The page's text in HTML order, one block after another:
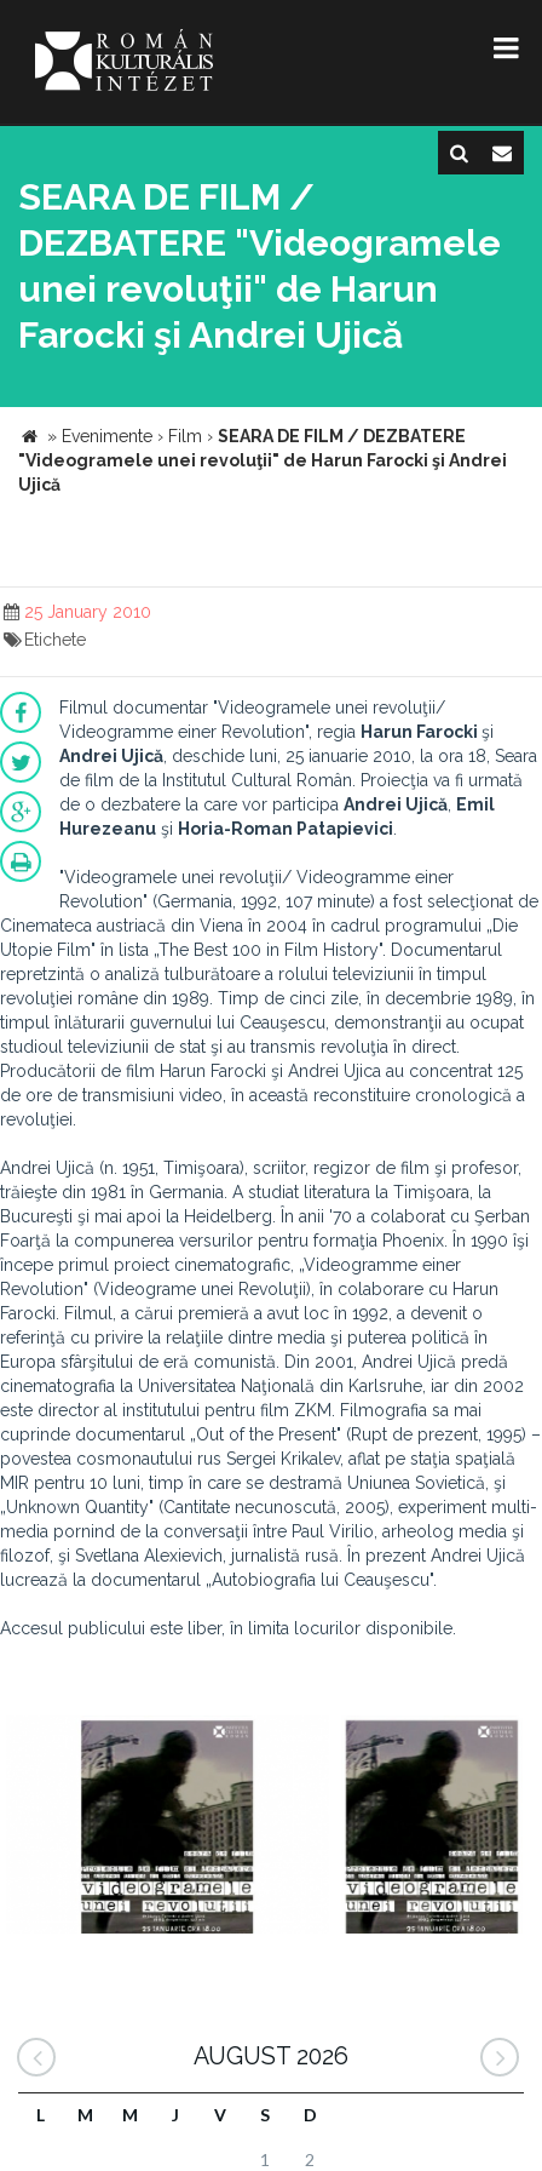
SEARA DE FILM /
DEZBATERE "Videogramele
unei revoluţii" de Harun
Farocki şi Andrei Ujică
» Evenimente › Film › SEARA DE FILM / DEZBATERE
"Videogramele unei revoluţii" de Harun Farocki şi Andrei
Ujică
25 January 2010
Etichete
Filmul documentar "Videogramele unei revoluţii/
Videogramme einer Revolution", regia Harun Farocki şi
Andrei Ujică , deschide luni, 25 ianuarie 2010, la ora 18, Seara
de film de la Institutul Cultural Român. Proiecţia va fi urmată
de o dezbatere la care vor participa Andrei Ujică
Emil
Hurezeanu şi Horia-Roman Patapievici
"Videogramele unei revoluţii/ Videogramme einer
Revolution" (Germania, 1992, 107 minute) a fost selecţionat de
Cinemateca austriacă din Viena în 2004 în cadrul programului „Die
Utopie Film" în lista „The Best 100 in Film History". Documentarul
repretzintă o analiză tulburătoare a rolului televiziunii în timpul
revoluţiei române din 1989. Timp de cinci zile, în decembrie 1989, în
timpul înlăturarii guvernului lui Ceauşescu, demonstranţii au ocupat
studioul televiziunii de stat şi au transmis revoluţia în direct.
Producătorii de film Harun Farocki şi Andrei Ujica au concentrat 125
de ore de transmisiuni video, în această reconstituire cronologică a
revoluţiei.
Andrei Ujică (n. 1951, Timişoara), scriitor, regizor de film şi profesor,
trăieşte din 1981 în Germania. A studiat literatura la Timişoara, la
Bucureşti şi mai apoi la Heidelberg. În anii '70 a colaborat cu Şerban
Foarţă la compunerea versurilor pentru formaţia Phoenix. În 1990 îşi
începe primul proiect cinematografic, „Videogramme einer
Revolution" (Videograme unei Revoluţii), în colaborare cu Harun
Farocki. Filmul, a cărui premieră a avut loc în 1992, a devenit o
referinţă cu privire la relaţiile dintre media şi puterea politică în
Europa sfârşitului de eră comunistă. Din 2001, Andrei Ujică predă
cinematografia la Universitatea Naţională din Karlsruhe, iar din 2002
este director al institutului pentru film ZKM. Filmografia sa mai
cuprinde documentarul „Out of the Present" (Rupt de prezent, 1995) –
povestea cosmonautului rus Sergei Krikalev, aflat pe staţia spaţială
MIR pentru 10 luni, timp în care se destramă Uniunea Sovietică, şi
„Unknown Quantity" (Cantitate necunoscută, 2005), experiment multi-
media pornind de la conversaţii între Paul Virilio, arheolog media şi
filozof, şi Svetlana Alexievich, jurnalistă rusă. În prezent Andrei Ujică
lucrează la documentarul „Autobiografia lui Ceauşescu".
Accesul publicului este liber, în limita locurilor disponibile.
AUGUST 2026
L M M J V S D
1 2